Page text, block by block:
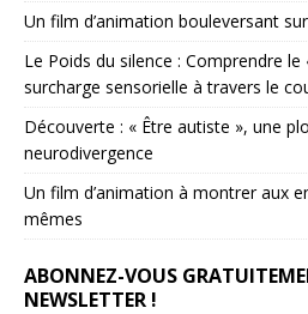
Un film d’animation bouleversant
Le Poids du silence : Comprendre
surcharge sensorielle à travers le
Découverte : « Être autiste », une
neurodivergence
Un film d’animation à montrer aux
mêmes
ABONNEZ-VOUS
NEWSLETTER !